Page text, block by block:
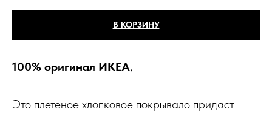
В КОРЗИНУ
100% оригинал ИКЕА.
Это плетеное хлопковое покрывало придаст